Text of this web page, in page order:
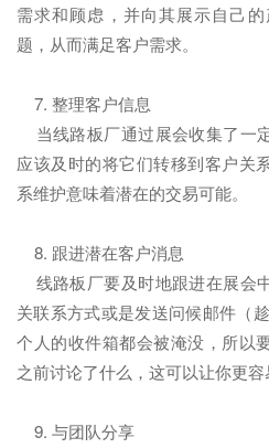
需求和顾虑，并向其展示自己
题，从而满足客户需求。
7. 整理客户信息
当线路板厂通过展会收集了一
应该及时的将它们转移到客户关
系维护意味着潜在的交易可能。
8. 跟进潜在客户消息
线路板厂要及时地跟进在展会
关联系方式或是发送问候邮件（
个人的收件箱都会被淹没，所以
之前讨论了什么，这可以让你更容
9. 与团队分享